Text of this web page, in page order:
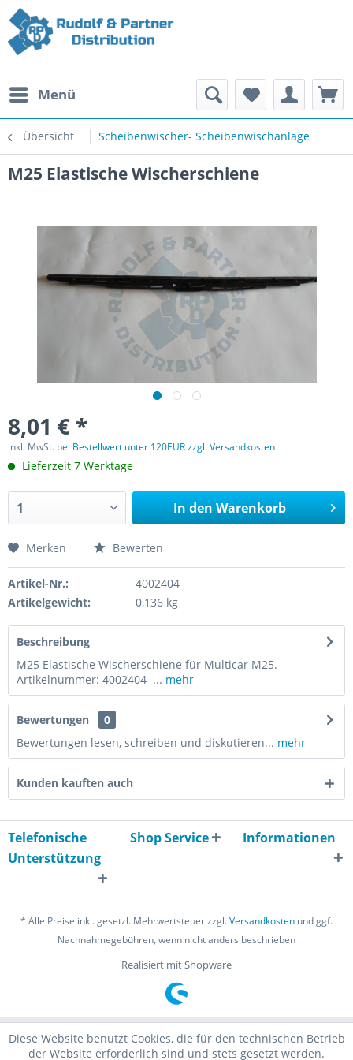
Menü
Übersicht Scheibenwischer- Scheibenwischanlage
M25 Elastische Wischerschiene
8,01 € *
inkl. MwSt. bei Bestellwert unter 120EUR zzgl. Versandkosten
Lieferzeit 7 Werktage
In den Warenkorb
Merken Bewerten
Artikel-Nr.:
4002404
Artikelgewicht:
0,136 kg
Beschreibung
M25 Elastische Wischerschiene für Multicar M25.
Artikelnummer: 4002404 ... mehr
Bewertungen
0
Bewertungen lesen, schreiben und diskutieren... mehr
Kunden kauften auch
Telefonische
Unterstützung
Shop Service Informationen
* Alle Preise inkl. gesetzl. Mehrwertsteuer zzgl.Versandkosten und ggf.
Nachnahmegebühren, wenn nicht anders beschrieben
Realisiert mit Shopware
Diese Website benutzt Cookies, die für den technischen Betrieb
der Website erforderlich sind und stets gesetzt werden.